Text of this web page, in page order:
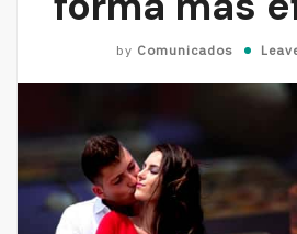
by Comunicados